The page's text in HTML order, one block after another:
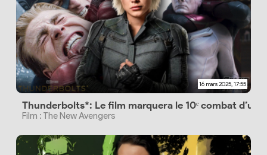
16 mars 2025, 17:55
Thunderbolts*: Le film marquera le 10ᵉ combat
Film : The New Avengers